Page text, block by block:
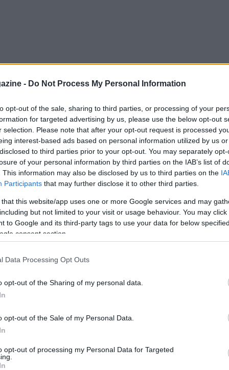
- Do Not Process My Personal Information
opt-out of the sale, sharing to third parties, or processing of your
for targeted advertising by us, please use the below opt-out
selection. Please note that after your opt-out request is processed
interest-based ads based on personal information utilized by us
to third parties prior to your opt-out. You may separately
of your personal information by third parties on the IAB’s list of
This information may also be disclosed by us to third parties on the
Participants that may further disclose it to other third parties.
that this website/app uses one or more Google services and may
but not limited to your visit or usage behaviour. You may
to Google and its third-party tags to use your data for below
consent section.
Data Processing Opt Outs
opt-out of the Sharing of my personal data.
opt-out of the Sale of my Personal Data.
opt-out of processing my Personal Data for Targeted
che vede protagonistaZlatan
ondata di malumore tra i tifosi delAC
il 03/06/2026, mostra l’ex attaccante in
legato ai Mondiali e al ruolo di
ad alto tono autocelebrativo come
arrivando“.